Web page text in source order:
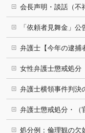
会長声明・談話（不
「依頼者見舞金」公
弁護士【今年の逮捕
女性弁護士懲戒処分
弁護士横領事件判決
弁護士懲戒処分・（
処分例：倫理観の欠